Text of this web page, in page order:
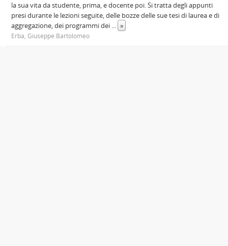
la sua vita da studente, prima, e docente poi. Si tratta degli appunti
presi durante le lezioni seguite, delle bozze delle sue tesi di laurea e di
aggregazione, dei programmi dei ... »
Erba, Giuseppe Bartolomeo